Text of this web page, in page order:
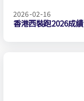
2026-02-16
香港西裝跑2026成